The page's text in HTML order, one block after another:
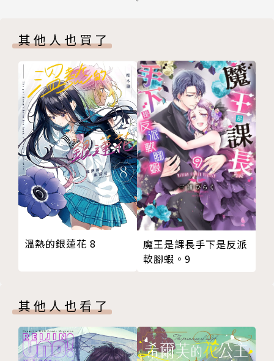
//
生活廢柴工作全能的菁英OL福澤幸來，在雪天撿到了
一隻小黑貓，取名為福澤諭吉。
諭吉跟普通小貓一樣長大，不普通的是他越長越大越長
越大越長越大──最後長到跟人類一樣大！
被撿回家那天，看到住在垃圾屋裡也不在意、性格大剌
剌，卻仍舊幫他打掃出一個溫暖小角落棲身的幸來，他
忽然發覺也許比起被這個人類照顧，這個人類更需要別
人照顧(？！)因此覺醒了從流浪貓到家貓的必要轉變─
─他有了家，他要顧好這個家！
諭吉開始勤奮地學習人類知識、打掃技能、烹飪技
巧……最後成為一隻家事萬能的大貓貓，把主人從廢物
每天幸來都帶著精緻的手工便當去上班，同事們都稱讚
她又勤勞手藝又好，只有她自己撐著勉強的微笑，故作
鎮定的說是啊是手做便當，但一天比一天害怕被發現本
版權頁
封底
其他人也買了
溫熱的銀蓮花 8
魔王是課長手下是反派
軟腳蝦。9
其他人也看了